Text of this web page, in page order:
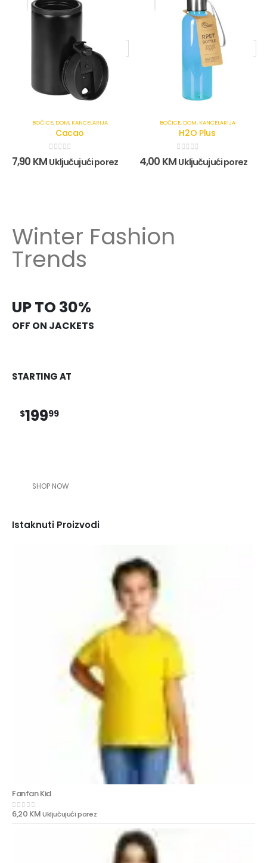
BOČICE, DOM, KANCELARIJA
Cacao
0 out of 5
7,90 KM Uključujući porez
BOČICE, DOM, KANCELARIJA
H2O Plus
0 out of 5
4,00 KM Uključujući porez
Winter Fashion
Trends
UP TO 30%
OFF ON JACKETS
STARTING AT
$19999
SHOP NOW
Istaknuti Proizvodi
Fanfan Kid
0out of 5
6,20 KMUključujući porez